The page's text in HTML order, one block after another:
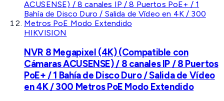
HIKVISION
NVR 8 Megapixel (4K) (Compatible con
Cámaras ACUSENSE) / 8 canales IP / 8 Puertos
PoE+ / 1 Bahía de Disco Duro / Salida de Vídeo
en 4K / 300 Metros PoE Modo Extendido